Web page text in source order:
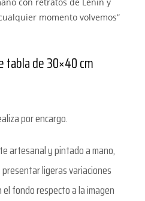
tabla de 30×40 cm
por encargo.
artesanal y pintado a mano,
ligeras variaciones
fondo respecto a la imagen